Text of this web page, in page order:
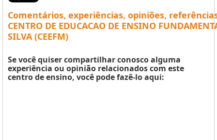
Comentários, experiências, opiniões,
CENTRO DE EDUCACAO DE ENSINO
SILVA (CEEFM)
Se você quiser compartilhar conosco alguma
experiência ou opinião relacionados com este
centro de ensino, você pode fazê-lo aqui: